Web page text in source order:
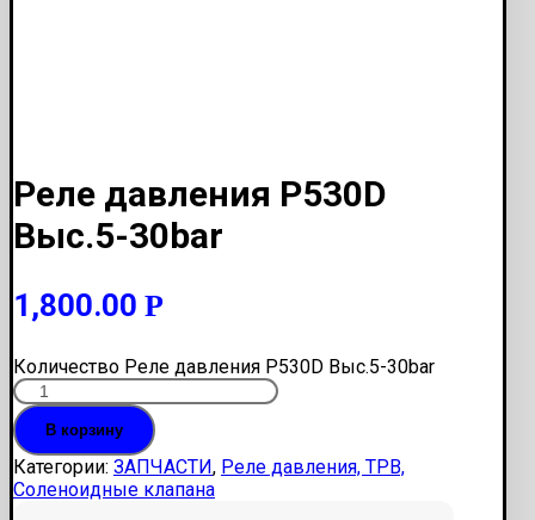
Реле давления P530D
Выс.5-30bar
1,800.00 Р
Количество Реле давления P530D Выс.5-30bar
В корзину
Категории: ЗАПЧАСТИ, Реле давления, ТРВ,
Соленоидные клапана